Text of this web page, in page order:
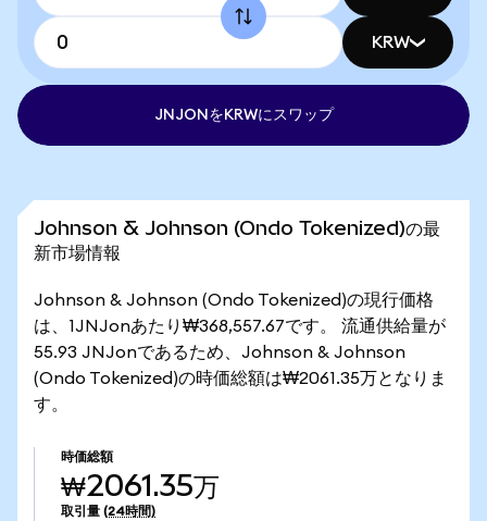
KRW
JNJONをKRWにスワップ
Johnson & Johnson (Ondo Tokenized)の最
新市場情報
Johnson & Johnson (Ondo Tokenized)の現行価格
は、1JNJonあたり₩368,557.67です。 流通供給量が
55.93 JNJonであるため、Johnson & Johnson
(Ondo Tokenized)の時価総額は₩2061.35万となりま
す。
時価総額
₩2061.35万
取引量 (24時間)